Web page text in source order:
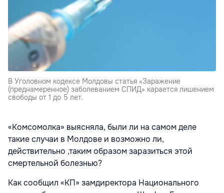
В Уголовном кодексе Молдовы статья «Заражение
(преднамеренное) заболеванием СПИД» карается лишением
свободы от 1 до 5 лет.
«Комсомолка» выясняла, были ли на самом деле
такие случаи в Молдове и возможно ли,
действительно ,таким образом заразиться этой
смертельной болезнью?
Как сообщил «КП» замдиректора Национального